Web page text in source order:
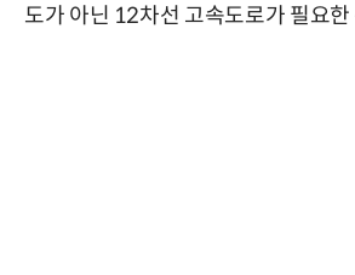
도가 아닌 12차선 고속도로가 필요한